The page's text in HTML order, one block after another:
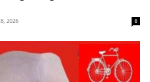
2026 0